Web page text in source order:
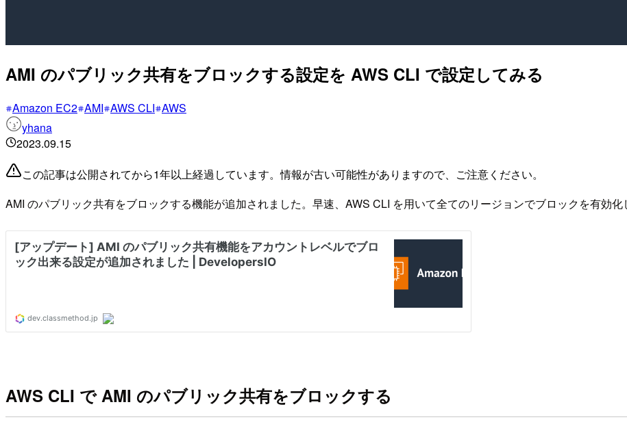
AMI のパブリック共有をブロックする設定を AWS CLI で設定してみる
Amazon EC2 AMI AWS CLI AWS
yhana
2023.09.15
この記事は公開されてから1年以上経過しています。情報が古い可能性がありますので、ご注意ください。
AMI のパブリック共有をブロックする機能が追加されました。早速、AWS CLI を用いて全てのリージョンでブロックを有効化
AWS CLI で AMI のパブリック共有をブロックする